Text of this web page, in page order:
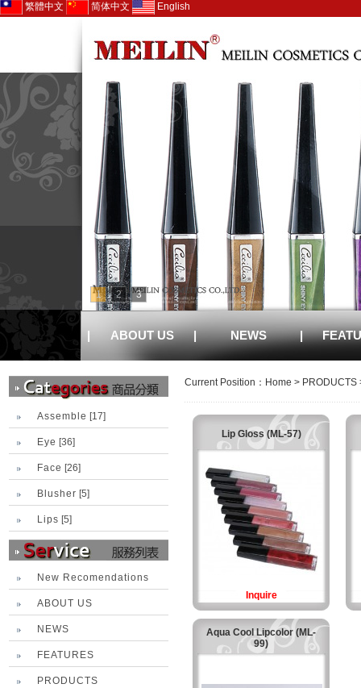
繁體中文 简体中文 English
1 2 3
| ABOUT US | NEWS |
Assemble [17]
Eye [36]
Face [26]
Blusher [5]
Lips [5]
New Recomendations
ABOUT US
NEWS
FEATURES
PRODUCTS
Current Position： Home > PRODUCTS
Lip Gloss (ML-57)
Inquire
Aqua Cool Lipcolor (ML-
99)